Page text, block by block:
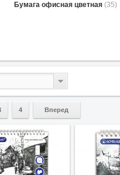
Бумага офисная цветная (35)
4 Вперед